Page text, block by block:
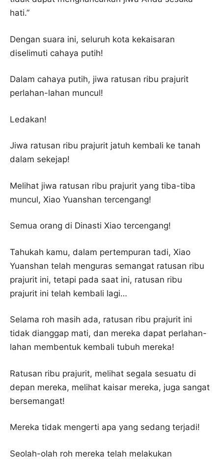
hati.”
Dengan suara ini, seluruh kota kekaisaran
diselimuti cahaya putih!
Dalam cahaya putih, jiwa ratusan ribu prajurit
perlahan-lahan muncul!
Ledakan!
Jiwa ratusan ribu prajurit jatuh kembali ke tanah
dalam sekejap!
Melihat jiwa ratusan ribu prajurit yang tiba-tiba
muncul, Xiao Yuanshan tercengang!
Semua orang di Dinasti Xiao tercengang!
Tahukah kamu, dalam pertempuran tadi, Xiao
Yuanshan telah menguras semangat ratusan ribu
prajurit ini, tetapi pada saat ini, ratusan ribu
prajurit ini telah kembali lagi…
Selama roh masih ada, ratusan ribu prajurit ini
tidak dianggap mati, dan mereka dapat perlahan-
lahan membentuk kembali tubuh mereka!
Ratusan ribu prajurit, melihat segala sesuatu di
depan mereka, melihat kaisar mereka, juga sangat
bersemangat!
Mereka tidak mengerti apa yang sedang terjadi!
Seolah-olah roh mereka telah melakukan